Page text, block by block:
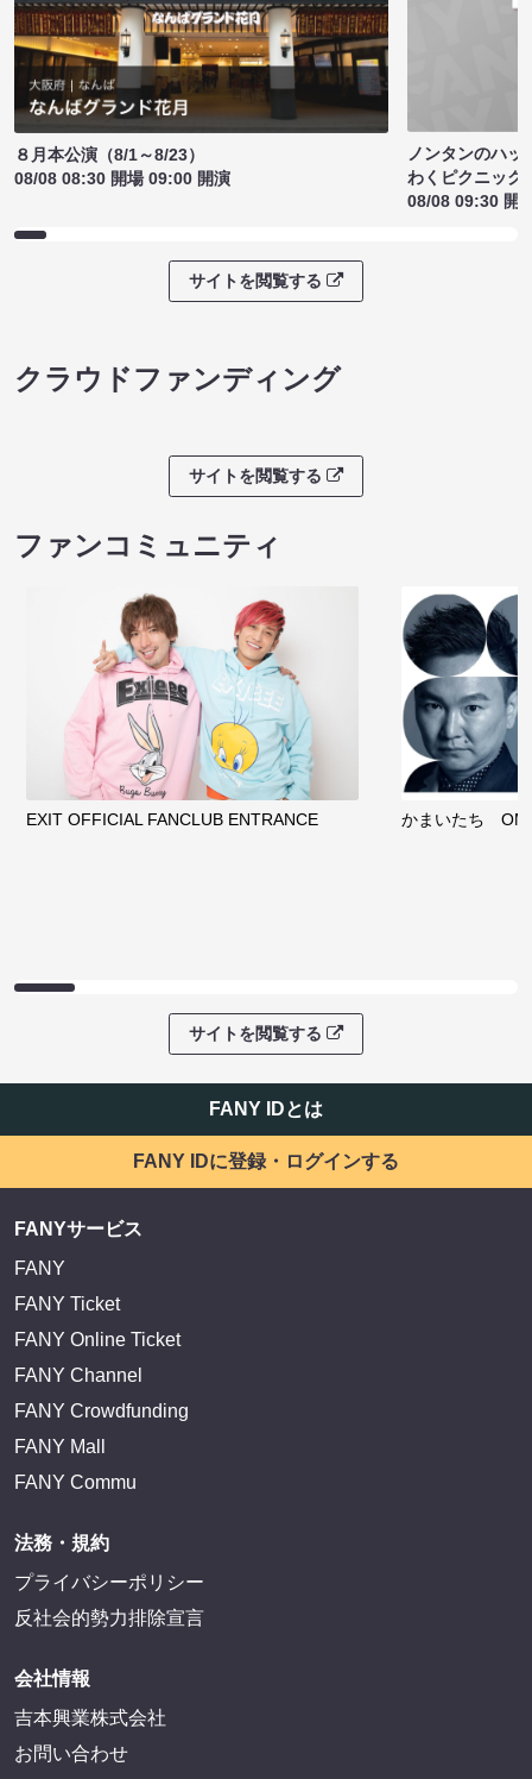
８月本公演（8/1～8/23）
08/08 08:30 開場 09:00 開演
ノンタンのハッ
わくピクニック
08/08 09:30 開
サイトを閲覧する
クラウドファンディング
サイトを閲覧する
ファンコミュニティ
EXIT OFFICIAL FANCLUB ENTRANCE かまいたち
サイトを閲覧する
FANY IDとは
FANY IDに登録・ログインする
FANYサービス
FANY
FANY Ticket
FANY Online Ticket
FANY Channel
FANY Crowdfunding
FANY Mall
FANY Commu
法務・規約
プライバシーポリシー
反社会的勢力排除宣言
会社情報
吉本興業株式会社
お問い合わせ